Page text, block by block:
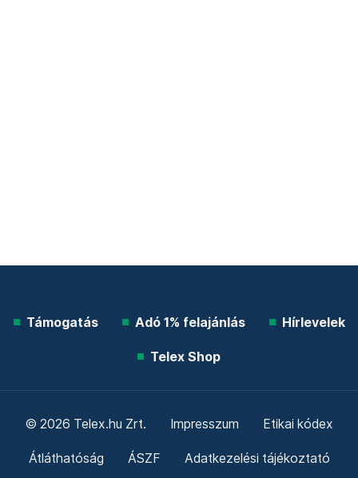
Támogatás Adó 1% felajánlás Hírlevelek
Telex Shop
© 2026 Telex.hu Zrt. Impresszum Etikai kódex
Átláthatóság ÁSZF Adatkezelési tájékoztató